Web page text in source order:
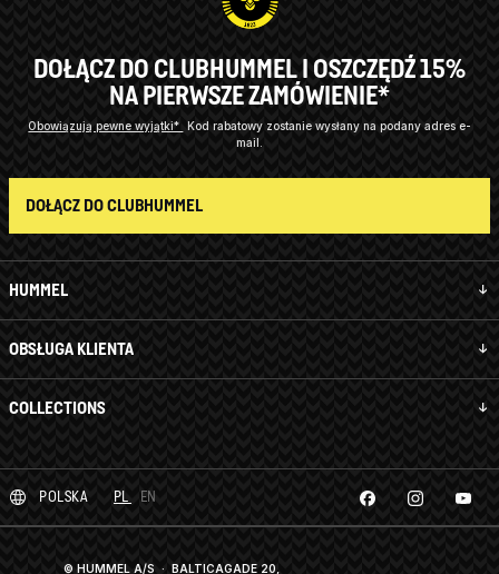
HUMMEL
OBSŁUGA KLIENTA
COLLECTIONS
DOŁĄCZ DO CLUBHUMMEL I OSZCZĘDŹ 15%
NA PIERWSZE ZAMÓWIENIE*
Obowiązują pewne wyjątki*
Kod rabatowy zostanie wysłany na podany adres e-
mail.
DOŁĄCZ DO CLUBHUMMEL
POLSKA PL EN
© HUMMEL A/S · BALTICAGADE 20,